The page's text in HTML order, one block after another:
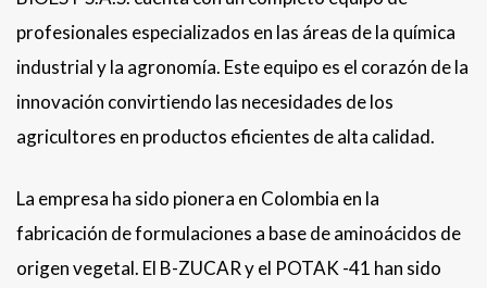
profesionales especializados en las áreas de la química
industrial y la agronomía. Este equipo es el corazón de la
innovación convirtiendo las necesidades de los
agricultores en productos eficientes de alta calidad.
La empresa ha sido pionera en Colombia en la
fabricación de formulaciones a base de aminoácidos de
origen vegetal. El B-ZUCAR y el POTAK -41 han sido